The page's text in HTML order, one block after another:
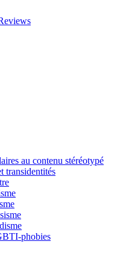
au contenu stéréotypé
transidentités
phobies